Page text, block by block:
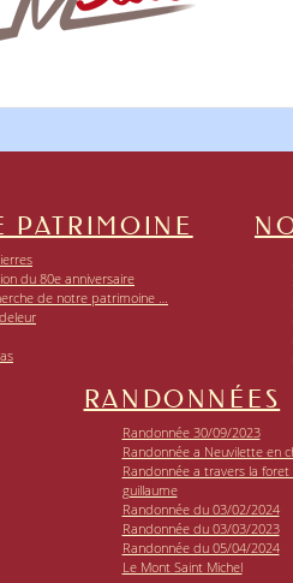
PATRIMOINE
du 80e anniversaire
de notre patrimoine …
RANDONNÉES
Randonnée 30/09/2023
Randonnée a Neuvilette en
Randonnée a travers la foret
guillaume
Randonnée du 03/02/2024
Randonnée du 03/03/2023
Randonnée du 05/04/2024
Le Mont Saint Michel